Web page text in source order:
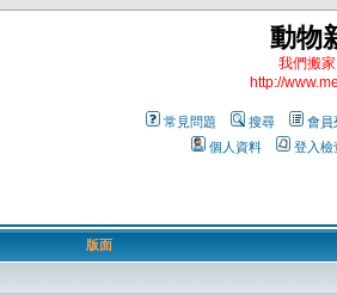
動物
我們搬
http://
常見問題 搜尋 會員
個人資料
登入檢
版面